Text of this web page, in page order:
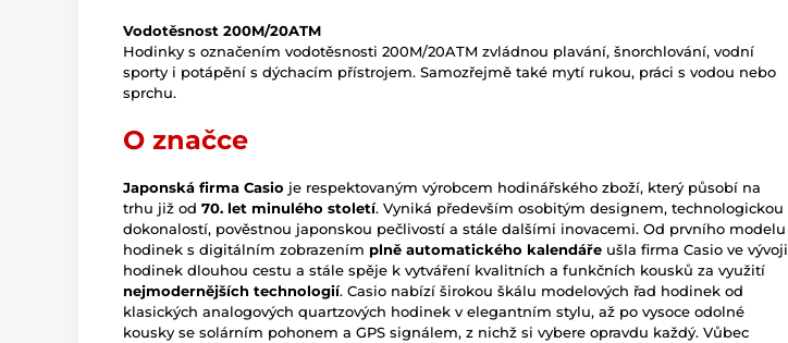
Vodotěsnost 200M/20ATM
Hodinky s označením vodotěsnosti 200M/20ATM zvládnou plavání, šnorchlování, vodní
sporty i potápění s dýchacím přístrojem. Samozřejmě také mytí rukou, práci s vodou nebo
sprchu.
O značce
Japonská firma Casio je respektovaným výrobcem hodinářského zboží, který působí na
trhu již od 70. let minulého století. Vyniká především osobitým designem, technologickou
dokonalostí, pověstnou japonskou pečlivostí a stále dalšími inovacemi. Od prvního modelu
hodinek s digitálním zobrazením plně automatického kalendáře ušla firma Casio ve vývoji
hodinek dlouhou cestu a stále spěje k vytváření kvalitních a funkčních kousků za využití
nejmodernějších technologií. Casio nabízí širokou škálu modelových řad hodinek od
klasických analogových quartzových hodinek v elegantním stylu, až po vysoce odolné
kousky se solárním pohonem a GPS signálem, z nichž si vybere opravdu každý. Vůbec